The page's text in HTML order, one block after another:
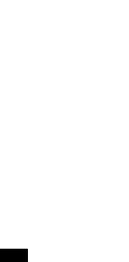
של רמת גן נט ב-
תשלום.